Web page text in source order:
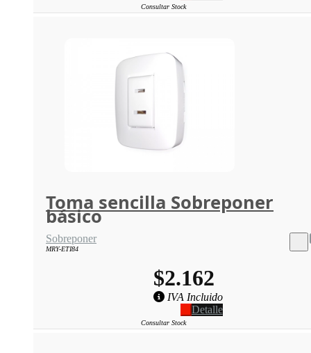
Consultar Stock
Toma sencilla Sobreponer
básico
Sobreponer
MRY-ETI84
$2.162
IVA Incluido
Detalle
Consultar Stock